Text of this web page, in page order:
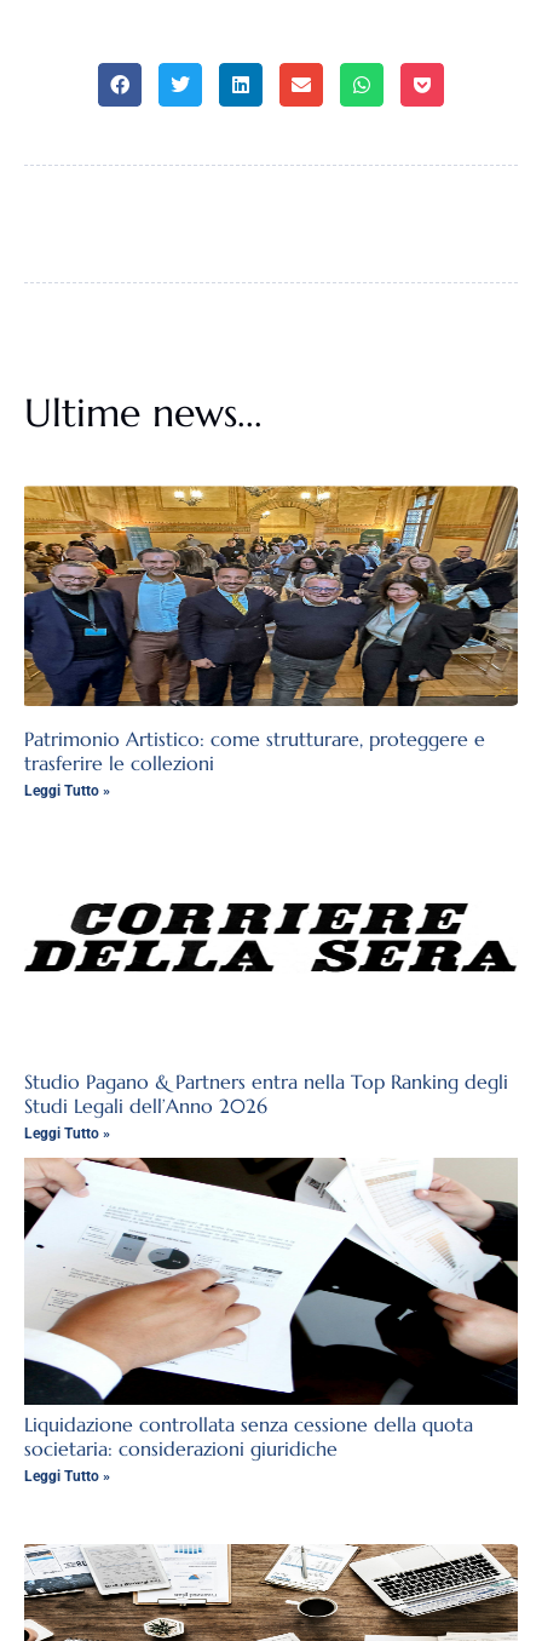
Ultime news...
Patrimonio Artistico: come strutturare, proteggere e
trasferire le collezioni
Leggi Tutto »
Studio Pagano & Partners entra nella Top Ranking degli
Studi Legali dell’Anno 2026
Leggi Tutto »
Liquidazione controllata senza cessione della quota
societaria: considerazioni giuridiche
Leggi Tutto »